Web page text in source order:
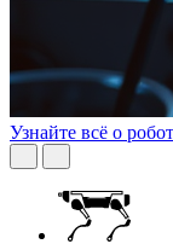
Узнайте всё о